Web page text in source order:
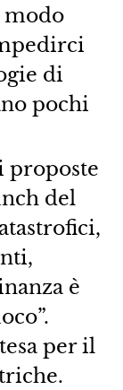
modo
di
pochi
proposte
del
è
per il